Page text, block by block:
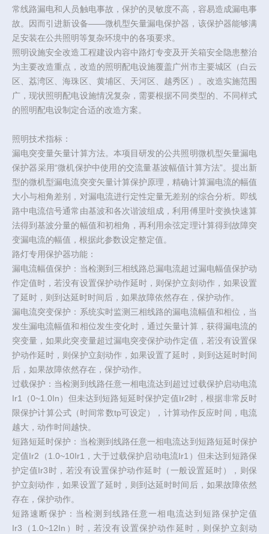
常线路漏电和人员触电事故，保护的灵敏度不高，容易造成漏电事
故。因而引进新设备——微机型矢量漏电保护器，该保护器能够满
足安装在公共照明等复杂环境中的各项要求。
照明设施安全改造工程建设内容中路灯专变及开关箱安全隐患整治
为主要改造重点，改造的照明配电设施覆盖广州市主要城区（白云
区、荔湾区、海珠区、黄埔区、天河区、越秀区）。改造实施范围
广，现状照明配电设施情况复杂，需要根据不同类型的、不同样式
的照明配电设制定合适的改造方案。
照明技术指标：
漏电突变量矢量计算方法。本项目研发的公共照明微机型矢量漏电
保护器采用“微机保护中使用的交流量基波幅值计算方法”。提出新
型的微机型漏电流突变矢量计算保护原理，精确计算漏电流的幅值
大小与相角差别，对漏电流进行定性定量无差别的综合分析。即线
路中电流信号通常由基波和各次谐波组成，利用傅里叶变换快速算
法得到基波分量的幅值和初相角，再利用余弦定理计算得到故障突
变漏电流的幅值，根据此参数设定整定值。
路灯专用保护器功能：
漏电流幅值保护：当检测到三相线路总漏电流超过漏电幅值保护动
作定值时，若没有设置保护动作延时，则保护立刻动作，如果设置
了延时，则到达延时时间后，如果故障依然存在，保护动作。
漏电流突变保护：系统实时监测三相线路的漏电流幅值和相位，当
发生漏电流幅值和相位发生变化时，通过矢量计算，获得漏电流的
突变量，如果此突变量超过漏电突变保护动作定值，若没有设置保
护动作延时，则保护立刻动作，如果设置了延时，则到达延时时间
后，如果故障依然存在，保护动作。
过载保护：当检测到线路任意一相电流达到超过过载保护启动电流
Ir1（0~1.0In）但未达到短路短延时保护定值Ir2时，根据非常反时
限保护计算公式（时间常数tp可设定），计算动作反应时间，电流
越大，动作时间越快。
短路短延时保护：当检测到线路任意一相电流达到短路短延时保护
定值Ir2（1.0~10Ir1，大于过载保护启动电流Ir1）但未达到短路保
护定值Ir3时，若没有设置保护动作延时（一般设置延时），则保
护立刻动作，如果设置了延时，则到达延时时间后，如果故障依然
存在，保护动作。
短路速断保护：当检测到线路任意一相电流达到短路保护定值
Ir3（1.0~12In）时，若没有设置保护动作延时，则保护立刻动